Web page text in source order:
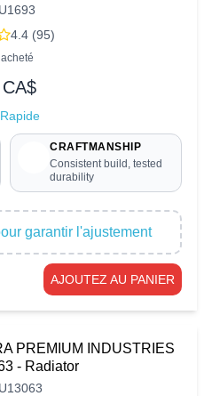
4.4 (95)
acheté
CA$
CRAFTMANSHIP
Consistent build, tested
durability
garantir l'ajustement
AJOUTEZ AU PANIER
PREMIUM INDUSTRIES
- Radiator